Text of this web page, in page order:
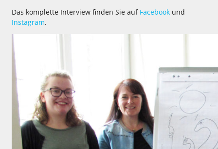
Das komplette Interview finden Sie auf Facebookund
Instagram.